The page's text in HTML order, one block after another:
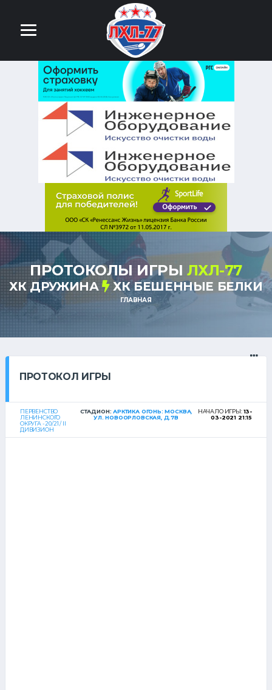
ПРОТОКОЛЫ ИГРЫ ЛХЛ-77
ХК ДРУЖИНА ХК БЕШЕННЫЕ БЕЛКИ
ГЛАВНАЯ
ПРОТОКОЛ ИГРЫ
ПЕРВЕНСТВО
ЛЕНИНСКОГО
ОКРУГА - 20/21 / II
ДИВИЗИОН
СТАДИОН:АРКТИКА ОГОНЬ: МОСКВА,
УЛ. НОВООРЛОВСКАЯ, Д.7В
НАЧАЛО ИГРЫ:13-
03-2021 21:15